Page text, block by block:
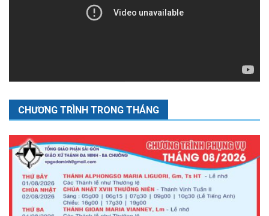
CHƯƠNG TRÌNH TRONG THÁNG